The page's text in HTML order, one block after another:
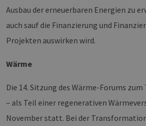
Ausbau der erneuerbaren Energien zu
auch sauf die Finanzierung und
Projekten auswirken wird.
Wärme
Die 14. Sitzung des Wärme-Forums
– als Teil einer regenerativen
November statt. Bei der